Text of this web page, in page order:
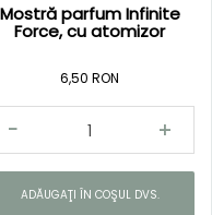
Mostră parfum Infinite
Force, cu atomizor
6,50 RON
ADĂUGAŢI ÎN COŞUL DVS.